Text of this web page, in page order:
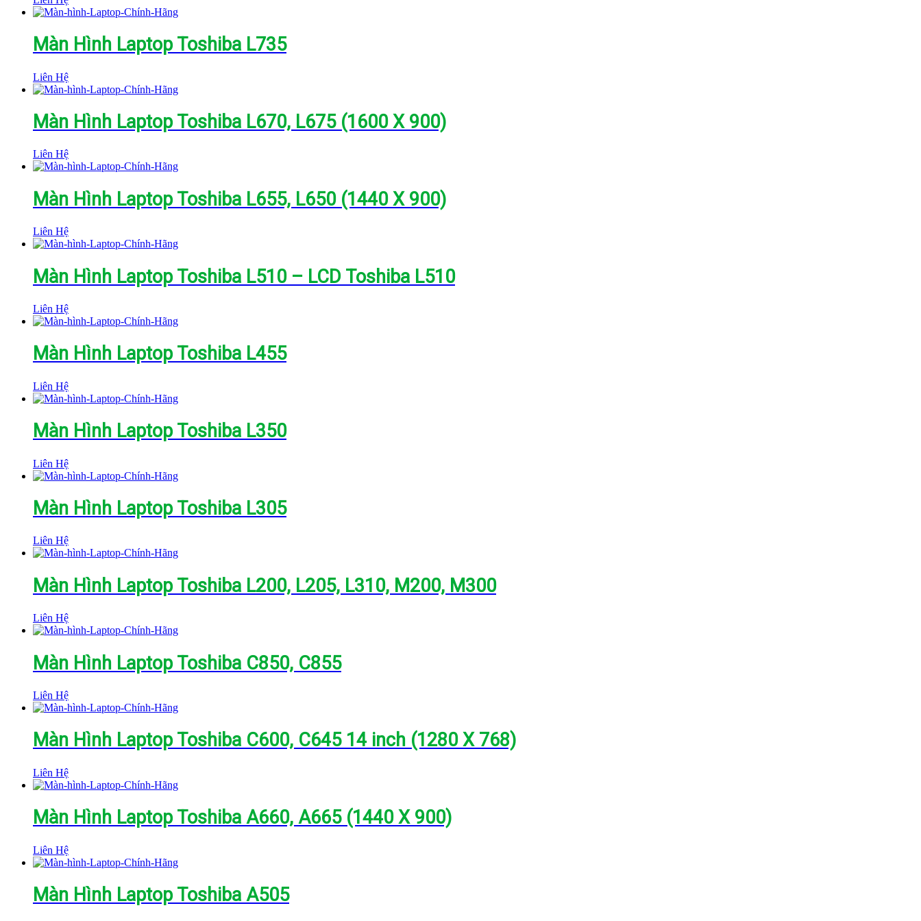
Màn Hình Laptop Toshiba L735
Liên Hệ
Màn Hình Laptop Toshiba L670, L675 (1600 X 900)
Liên Hệ
Màn Hình Laptop Toshiba L655, L650 (1440 X 900)
Liên Hệ
Màn Hình Laptop Toshiba L510 – LCD Toshiba L510
Liên Hệ
Màn Hình Laptop Toshiba L455
Liên Hệ
Màn Hình Laptop Toshiba L350
Liên Hệ
Màn Hình Laptop Toshiba L305
Liên Hệ
Màn Hình Laptop Toshiba L200, L205, L310, M200, M300
Liên Hệ
Màn Hình Laptop Toshiba C850, C855
Liên Hệ
Màn Hình Laptop Toshiba C600, C645 14 inch (1280 X 768)
Liên Hệ
Màn Hình Laptop Toshiba A660, A665 (1440 X 900)
Liên Hệ
Màn Hình Laptop Toshiba A505